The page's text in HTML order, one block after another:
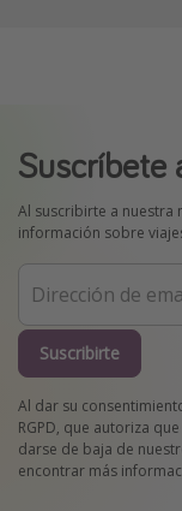
Suscríbete
Al suscribirte a nuestra
información sobre
Suscribirte
Al dar su
RGPD, que autoriza
darse de baja de
encontrar más